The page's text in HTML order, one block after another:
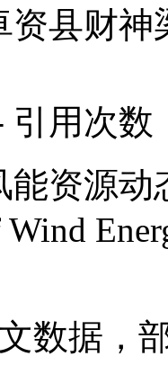
资县财
引用次数
资源动
数据，